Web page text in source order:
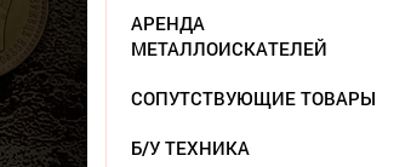
АРЕНДА
МЕТАЛЛОИСКАТЕЛЕЙ
СОПУТСТВУЮЩИЕ ТОВАРЫ
Б/У ТЕХНИКА